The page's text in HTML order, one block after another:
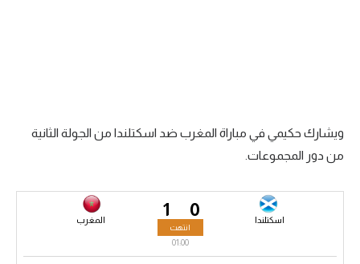
سعودي في الجول
الدوري الإنجليزي
الدوري الإسباني
ويشارك حكيمي في مباراة المغرب ضد اسكتلندا من الجولة الثانية
من دور المجموعات.
0 اسكتلندا 1 المغرب
انتهت
01:00